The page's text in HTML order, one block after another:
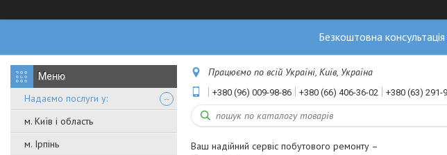
Безкоштовна
Надаємо послуги у:
м. Київ і область
м. Ірпінь
Працюємо по всій Україні, Київ, Україна
+380 (96) 009-98-86 +380 (66) 406-36-02 +380 (63) 291-
Ваш надійний сервіс побутового ремонту –